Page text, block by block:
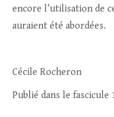
encore l’utilisation de
auraient été abordées.
Cécile Rocheron
Publié dans le fascicule